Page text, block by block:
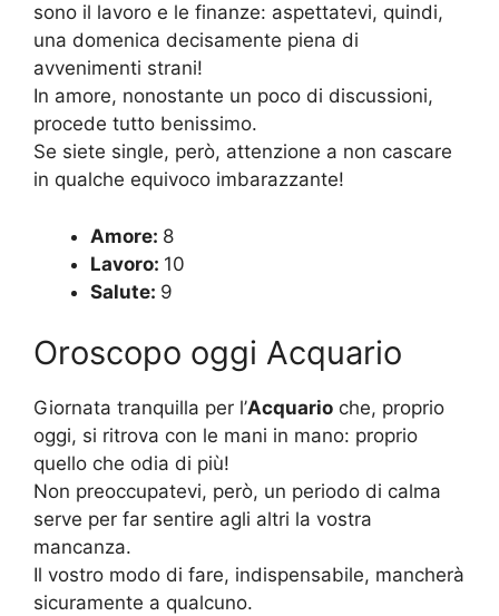
sono il lavoro e le finanze: aspettatevi, quindi,
una domenica decisamente piena di
avvenimenti strani!
In amore, nonostante un poco di discussioni,
procede tutto benissimo.
Se siete single, però, attenzione a non cascare
in qualche equivoco imbarazzante!
Amore: 8
Lavoro: 10
Salute: 9
Oroscopo oggi Acquario
Giornata tranquilla per l’Acquario che, proprio
oggi, si ritrova con le mani in mano: proprio
quello che odia di più!
Non preoccupatevi, però, un periodo di calma
serve per far sentire agli altri la vostra
mancanza.
Il vostro modo di fare, indispensabile, mancherà
sicuramente a qualcuno.